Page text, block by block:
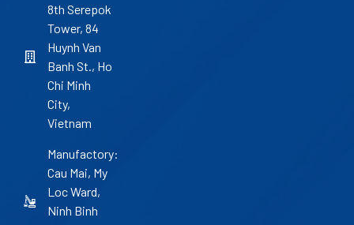
8th Serepok
Tower, 84
Huynh Van
Banh St., Ho
Chi Minh
City,
Vietnam
Manufactory:
Cau Mai, My
Loc Ward,
Ninh Binh